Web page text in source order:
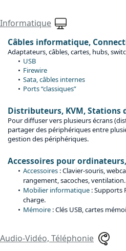
Informatique
Câbles informatique,
Adaptateurs, câbles, cartes, hubs,
USB
Firewire
Sata, câbles internes
Ports “classiques”
Distributeurs, KVM, Stations
Pour diffuser vers plusieurs écrans
partager des périphériques entre
gestion des périphériques.
Accessoires pour
Accessoires : Clavier-souris,
rangement, sacoches, ventilation.
Mobilier informatique : Supports
charge.
Mémoire : Clés USB, cartes
Audio-Vidéo, Téléphonie